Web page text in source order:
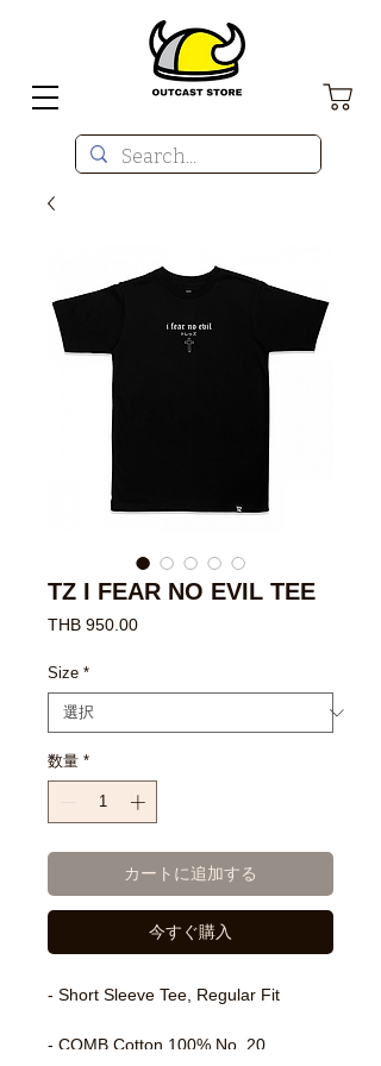
TZ I FEAR NO EVIL TEE
THB 950.00価
Size *
数量 *
カートに追加する
今すぐ購入
- Short Sleeve Tee, Regular Fit
- COMB Cotton 100% No. 20